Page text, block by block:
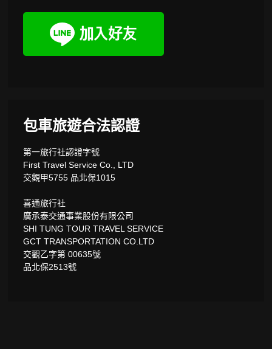
包車旅遊合法認證
第一旅行社認證字號
First Travel Service Co., LTD
交觀甲5755 品北保1015
喜通旅行社
廣承泰交通事業股份有限公司
SHI TUNG TOUR TRAVEL SERVICE
GCT TRANSPORTATION CO.LTD
交觀乙字第 00635號
品北保2513號